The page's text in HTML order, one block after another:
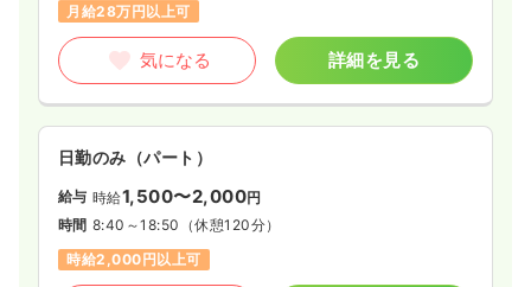
月給28万円以上可
気になる 詳細を見る
日勤のみ（パート）
給与 時給1,500〜2,000円
時間 8:40～18:50 （休憩120分）
時給2,000円以上可